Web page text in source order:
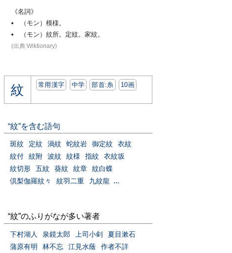
《名詞》
（モン）模様。
（モン）紋所。定紋。家紋。
(出典:Wiktionary)
紋 常用漢字 中学 部首:⽷ 10画
“紋”を含む語句
斑紋 定紋 渦紋 蛇紋岩 御定紋
衣紋
紋付
紋附 波紋 紋様 指紋
衣紋坂
紋切形
五紋 葵紋 紋章
紋白蝶
倶梨伽羅紋々
紋羽二重 九紋龍 ...
“紋”のふりがなが多い著者
下村湖人 泉鏡太郎 上司小剣
夏目漱石
蒲原有明
林不忘 江見水蔭
作者不詳